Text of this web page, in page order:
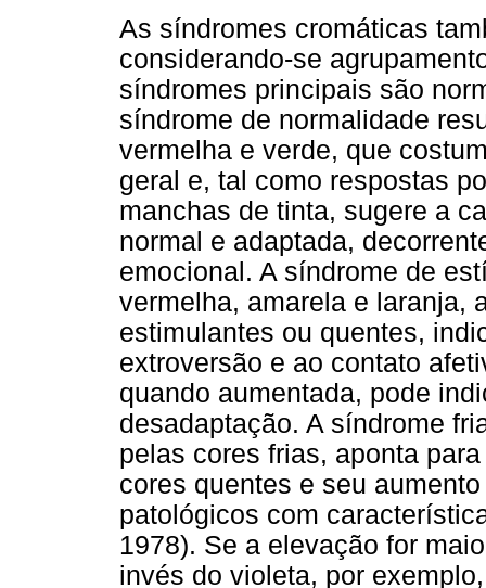
As síndromes cromáticas
considerando-se
síndromes principais são
síndrome de normalidade
vermelha e verde, que
geral e, tal como respostas
manchas de tinta, sugere a
normal e adaptada,
emocional. A síndrome de
vermelha, amarela e laranja,
estimulantes ou quentes,
extroversão e ao contato
quando aumentada, pode
desadaptação. A síndrome
pelas cores frias, aponta
cores quentes e seu
patológicos com
1978). Se a elevação for
invés do violeta, por